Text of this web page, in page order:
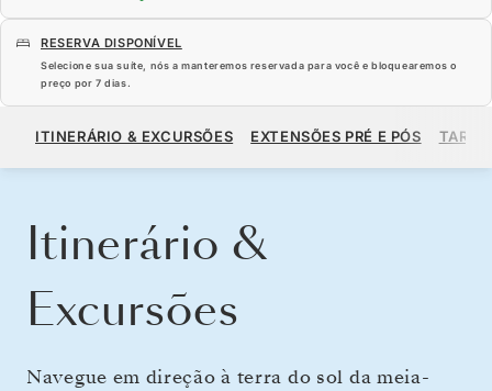
RESERVA DISPONÍVEL
Selecione sua suíte, nós a manteremos reservada para você e bloquearemos o
preço por 7 dias.
A PARTIR DE US$ 4.640
ITINERÁRIO & EXCURSÕES EXTENSÕES PRÉ E PÓS
Itinerário &
Excursões
Navegue em direção à terra do sol da meia-